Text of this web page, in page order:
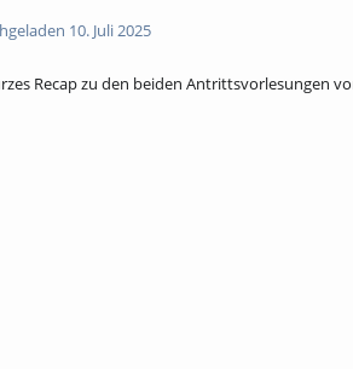
10. Juli 2025
Recap zu den beiden Antrittsvorlesungen